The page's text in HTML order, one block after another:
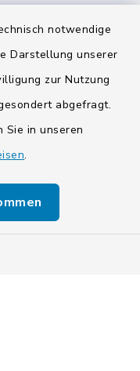
notwendige
Darstellung unserer
zur Nutzung
abgefragt.
Sie in unseren
.